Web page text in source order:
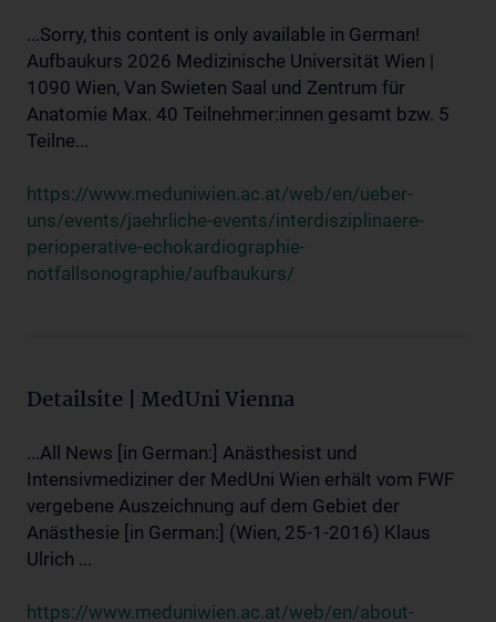
...Sorry, this content is only available in German!
Aufbaukurs 2026 Medizinische Universität Wien |
1090 Wien, Van Swieten Saal und Zentrum für
Anatomie Max. 40 Teilnehmer:innen gesamt bzw. 5
Teilne...
https://www.meduniwien.ac.at/web/en/ueber-
uns/events/jaehrliche-events/interdisziplinaere-
perioperative-echokardiographie-
notfallsonographie/aufbaukurs/
Detailsite | MedUni Vienna
...All News [in German:] Anästhesist und
Intensivmediziner der MedUni Wien erhält vom FWF
vergebene Auszeichnung auf dem Gebiet der
Anästhesie [in German:] (Wien, 25-1-2016) Klaus
Ulrich ...
https://www.meduniwien.ac.at/web/en/about-